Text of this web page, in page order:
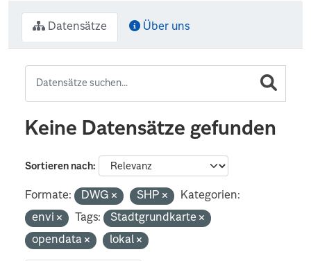
Datensätze Über uns
Keine Datensätze gefunden
Sortieren nach
Formate: DWG SHP
Kategorien:
envi
Tags:
Stadtgrundkarte
opendata
lokal